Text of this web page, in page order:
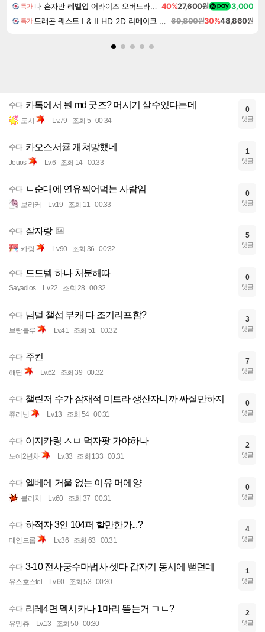
특가 나 혼자만 레벨업 어라이즈 오버드라이브 Solo Leveling Arise 40%27,600원 3,000
특가 드래곤 퀘스트 I & II HD 2D 리메이크 Dragon Quest I & II HD 2D Remake 69,800원30%48,860원
수다 카톡에서 뭔 md 굿즈? 머시기 살수있다는데
도시 Lv.79 조회 5 00:34
0
댓글
수다 카오스서큘 개쳐망했네
Jeuos Lv.6 조회 14 00:33
1
댓글
수다 ㄴ순대에 연유찍어먹는 사람임
보라커 Lv.19 조회 11 00:33
0
댓글
수다 잘자랑
카링 Lv.90 조회 36 00:32
5
댓글
수다 드드템 하나 처분해따
Sayadios Lv.22 조회 28 00:32
0
댓글
수다 님덜 챌섭 부캐 다 조기리프함?
브랑블루 Lv.41 조회 51 00:32
3
댓글
수다 주컨
해딘 Lv.62 조회 39 00:32
7
댓글
수다 챌린저 수가 잠재적 미트라 생산자니까 싸질만하지
쥬리닝 Lv.13 조회 54 00:31
0
댓글
수다 이지카링 ㅅㅂ 먹자팟 가야하나
노예2년차 Lv.33 조회 133 00:31
2
댓글
수다 엘베에 거울 없는 이유 머에양
블리치 Lv.60 조회 37 00:31
0
댓글
수다 하적자 3인 104퍼 할만한가...?
테인드롭 Lv.36 조회 63 00:31
4
댓글
수다 3-10 전사궁수마법사 셋다 갑자기 동시에 뻗던데
유스호스tel Lv.60 조회 53 00:30
1
댓글
수다 리레4면 멕시카나 1마리 뜯는거 ㄱㄴ?
유밍츄 Lv.13 조회 50 00:30
2
댓글